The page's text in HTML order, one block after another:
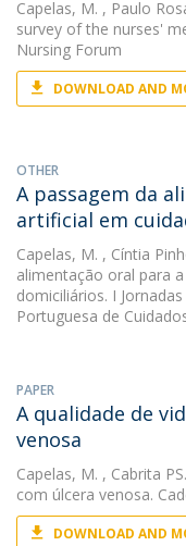
Capelas, M. , Paulo
survey of the nurses'
Nursing Forum
DOWNLOAD AND
OTHER
A passagem da
artificial em
Capelas, M. , Cíntia
alimentação oral para
domiciliários. I
Portuguesa de
PAPER
A qualidade de
venosa
Capelas, M. , Cabrita
com úlcera venosa.
DOWNLOAD AND